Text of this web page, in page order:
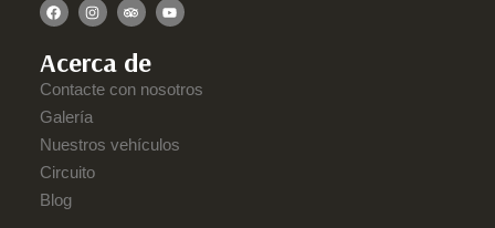
Acerca de
Contacte con nosotros
Galería
Nuestros vehículos
Circuito
Blog